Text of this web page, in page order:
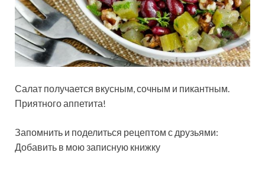
Салат получается вкусным, сочным и пикантным.
Приятного аппетита!
Запомнить и поделиться рецептом с друзьями:
Добавить в мою записную книжку